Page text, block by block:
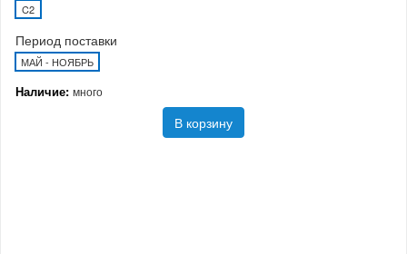
C2
Период поставки
МАЙ - НОЯБРЬ
Наличие: много
В корзину